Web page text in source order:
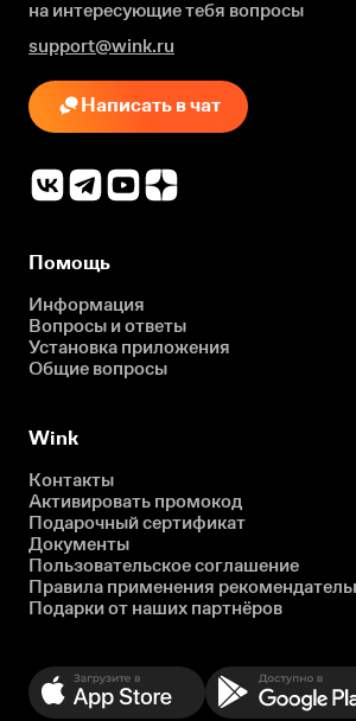
на интересующиетебя вопросы
support@wink.ru
Написать в чат
Помощь
Информация
Вопросы и ответы
Установка приложения
Общие вопросы
Wink
Контакты
Активировать промокод
Подарочный сертификат
Документы
Пользовательское соглашение
Правила применения
Подарки от наших партнёров